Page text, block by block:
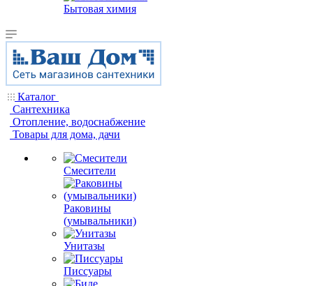
Бытовая химия
Каталог
Сантехника
Отопление, водоснабжение
Товары для дома, дачи
Смесители
Раковины
(умывальники)
Унитазы
Писсуары